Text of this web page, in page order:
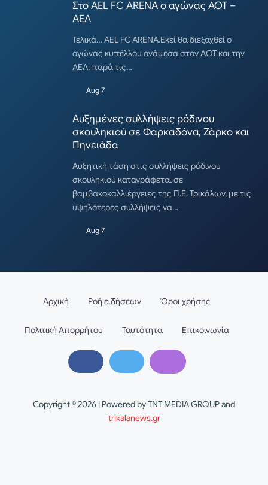
Στο AEL FC ARENA ο αγώνας ΑΟΤ –
ΑΕΛ
Τελικά… AEL FC ARENA.Εκεί θα διεξαχθεί ο
αγώνας κυπέλλου ανάμεσα στον ΑΟΤ και την
ΑΕΛ, παρά τις…
Aug 7
Αυξημένες συλλήψεις ρόδινου
σκουληκιού σε Φαρκαδόνα, Ζάρκο και
Πηνειάδα
Αυξητική τάση στις συλλήψεις ρόδινου
σκουληκιού καταγράφεται σε
βαμβακοκαλλιέργειες της Π.Ε. Τρικάλων, με τις
υψηλότερες συλλήψεις να…
Aug 7
Copyright © 2026 | Powered by TNT MEDIA GROUP and
trikalanews.gr
Αρχική Ροή ειδήσεων Όροι χρήσης
Πολιτική Απορρήτου Ταυτότητα Επικοινωνία